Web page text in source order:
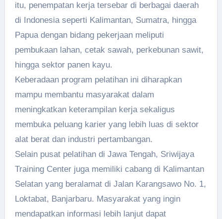
itu, penempatan kerja tersebar di berbagai daerah
di Indonesia seperti Kalimantan, Sumatra, hingga
Papua dengan bidang pekerjaan meliputi
pembukaan lahan, cetak sawah, perkebunan sawit,
hingga sektor panen kayu.
Keberadaan program pelatihan ini diharapkan
mampu membantu masyarakat dalam
meningkatkan keterampilan kerja sekaligus
membuka peluang karier yang lebih luas di sektor
alat berat dan industri pertambangan.
Selain pusat pelatihan di Jawa Tengah, Sriwijaya
Training Center juga memiliki cabang di Kalimantan
Selatan yang beralamat di Jalan Karangsawo No. 1,
Loktabat, Banjarbaru. Masyarakat yang ingin
mendapatkan informasi lebih lanjut dapat